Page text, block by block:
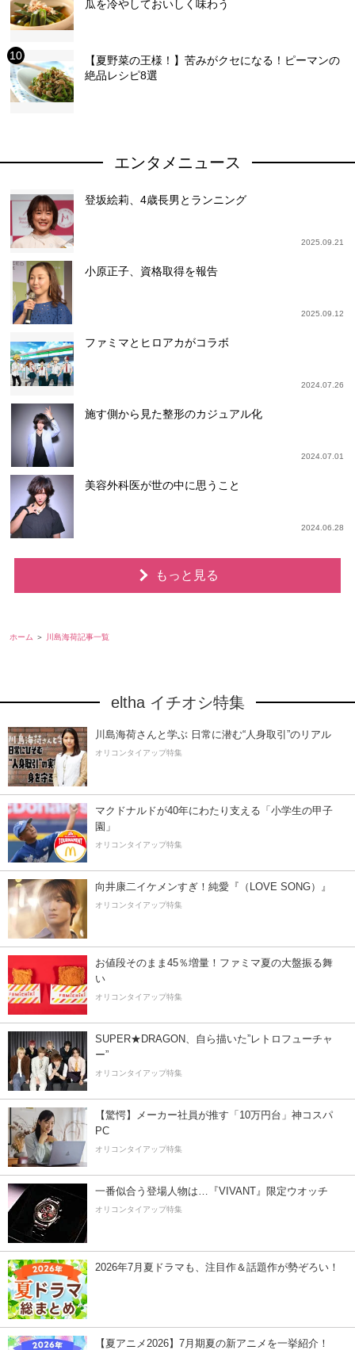
瓜を冷やしておいしく味わう
【夏野菜の王様！】苦みがクセになる！ピーマンの
絶品レシピ8選
エンタメニュース
登坂絵莉、4歳長男とランニング
2025.09.21
小原正子、資格取得を報告
2025.09.12
ファミマとヒロアカがコラボ
2024.07.26
施す側から見た整形のカジュアル化
2024.07.01
美容外科医が世の中に思うこと
2024.06.28
もっと見る
ホーム 川島海荷記事一覧
eltha イチオシ特集
川島海荷さんと学ぶ 日常に潜む“人身取引”のリアル
オリコンタイアップ特集
マクドナルドが40年にわたり支える「小学生の甲子
園」
オリコンタイアップ特集
向井康二イケメンすぎ！純愛『（LOVE SONG）』
オリコンタイアップ特集
お値段そのまま45％増量！ファミマ夏の大盤振る舞
い
オリコンタイアップ特集
SUPER★DRAGON、自ら描いた”レトロフューチャ
ー”
オリコンタイアップ特集
【驚愕】メーカー社員が推す「10万円台」神コスパ
PC
オリコンタイアップ特集
一番似合う登場人物は…『VIVANT』限定ウオッチ
オリコンタイアップ特集
2026年7月夏ドラマも、注目作＆話題作が勢ぞろい！
【夏アニメ2026】7月期夏の新アニメを一挙紹介！